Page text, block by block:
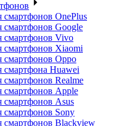
смартфонов OnePlus
смартфонов Google
смартфонов Vivo
смартфонов Xiaomi
смартфонов Oppo
смартфона Huawei
смартфонов Realme
смартфонов Apple
смартфонов Asus
смартфонов Sony
смартфонов Blackview